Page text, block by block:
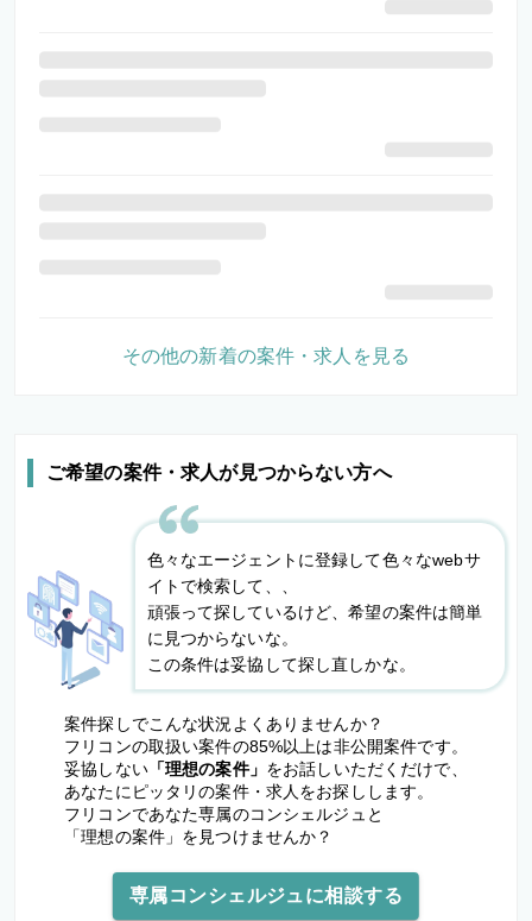
ご希望の案件・求人が見つからない方へ
色々なエージェントに登録して色々なwebサ
イトで検索して、、
頑張って探しているけど、希望の案件は簡単
に見つからないな。
この条件は妥協して探し直しかな。
案件探しでこんな状況よくありませんか？
フリコンの取扱い案件の85%以上は非公開案件です。
妥協しない「理想の案件」 をお話しいただくだけで、
あなたにピッタリの案件・求人をお探しします。
フリコンであなた専属のコンシェルジュと
「理想の案件」を見つけませんか？
専属コンシェルジュに相談する
その他の新着の案件・求人を見る